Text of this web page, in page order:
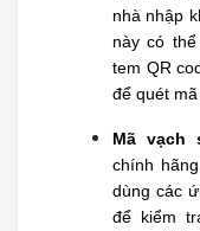
nhà nhập
này có
tem QR
để quét mã
Mã vạch
chính
dùng các
để kiểm